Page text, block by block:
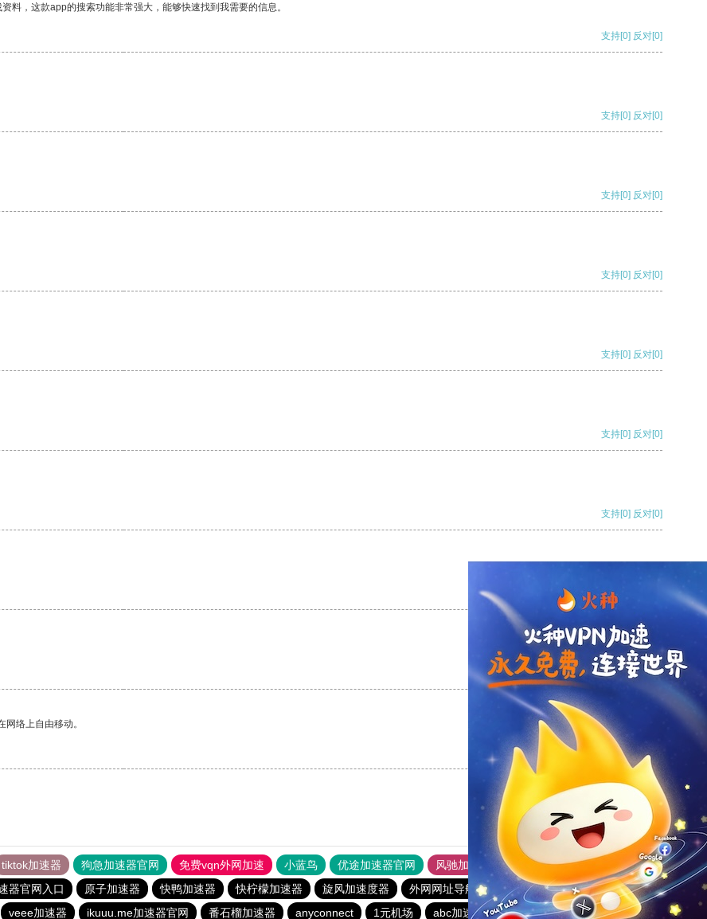
料，这款app的搜索功能非常强大，能够快速找到我需要的信息。
支持[0] 反对[0]
支持[0] 反对[0]
支持[0] 反对[0]
支持[0] 反对[0]
支持[0] 反对[0]
支持[0] 反对[0]
支持[0] 反对[0]
支持
支持[0] 反对[0]
络上自由移动。
支持[0] 反对[0]
tiktok加速器 狗急加速器官网 免费vqn外网加速 小蓝鸟 优途加速器官网 风驰加速器
旋风加速器
器官网入口 原子加速器 快鸭加速器 快柠檬加速器 旋风加速度器 外网网址导航 软件中心
免费海外pvn加速器
veee加速器 ikuuu.me加速器官网 番石榴加速器 anyconnect 1元机场 abc加速器 vp(永久免费)加速器 银河加速器